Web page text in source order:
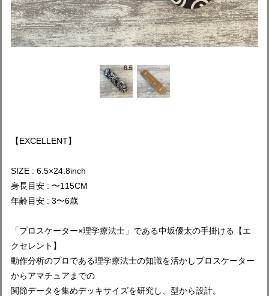
【EXCELLENT】
SIZE : 6.5×24.8inch
身長目安 : 〜115CM
年齢目安 : 3〜6歳
「プロスケーター×理学療法士」である中坂優太の手掛ける【エ
クセレント】
動作分析のプロである理学療法士の知識を活かしプロスケーター
からアマチュアまでの
関節データを集めデッキサイズを研究し、型から設計。